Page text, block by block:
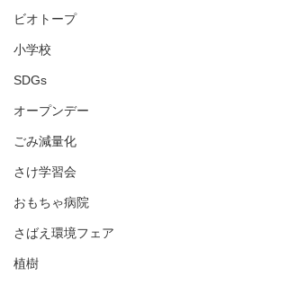
ビオトープ
小学校
SDGs
オープンデー
ごみ減量化
さけ学習会
おもちゃ病院
さばえ環境フェア
植樹